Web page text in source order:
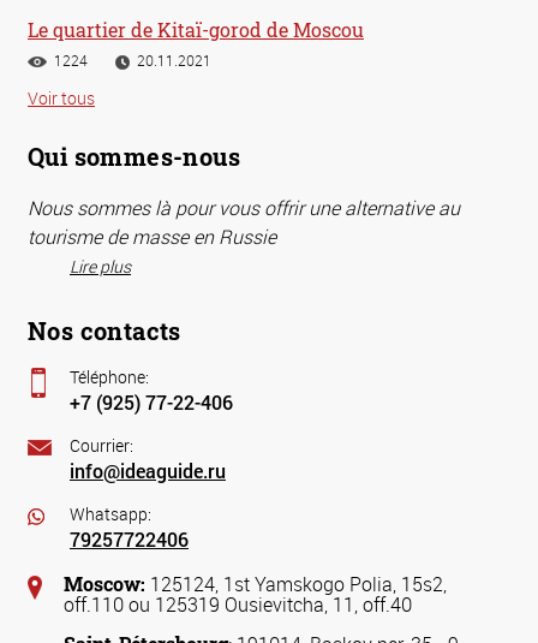
Le quartier de Kitaï-gorod de Moscou
1224 20.11.2021
Voir tous
Qui sommes-nous
Nous sommes là pour vous offrir une alternative au
tourisme de masse en Russie
Lire plus
Nos contacts
Téléphone:
+7 (925) 77-22-406
Courrier:
info@ideaguide.ru
Whatsapp:
79257722406
Moscow: 125124, 1st Yamskogo Polia, 15s2,
off.110 ou 125319 Ousievitcha, 11, off.40